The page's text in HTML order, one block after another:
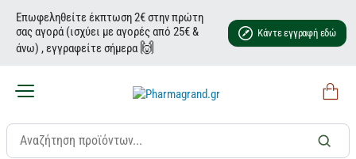
Επωφεληθείτε έκπτωση 2€ στην πρώτη
σας αγορά (ισχύει με αγορές από 25€ &
άνω) , εγγραφείτε σήμερα 🙌
Κάντε εγγραφή εδώ